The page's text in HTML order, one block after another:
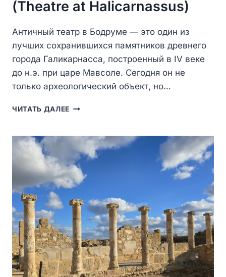
(Theatre at Halicarnassus)
Античный театр в Бодруме — это один из
лучших сохранившихся памятников древнего
города Галикарнасса, построенный в IV веке
до н.э. при царе Мавсоле. Сегодня он не
только археологический объект, но…
ЧИТАТЬ ДАЛЕЕ АНТИЧНЫЙ
БОДРУМЕ
(THEATRE
AT
HALICARNASSUS)